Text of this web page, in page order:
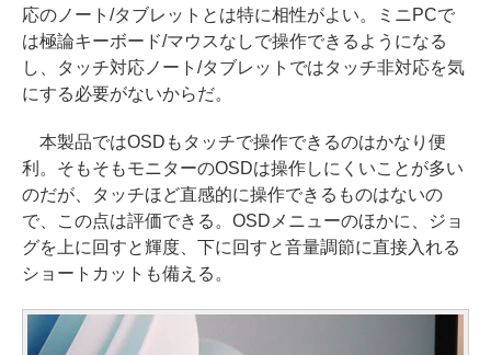
応のノート/タブレットとは特に相性がよい。ミニPCで
は極論キーボード/マウスなしで操作できるようになる
し、タッチ対応ノート/タブレットではタッチ非対応を気
にする必要がないからだ。
本製品ではOSDもタッチで操作できるのはかなり便
利。そもそもモニターのOSDは操作しにくいことが多い
のだが、タッチほど直感的に操作できるものはないの
で、この点は評価できる。OSDメニューのほかに、ジョ
グを上に回すと輝度、下に回すと音量調節に直接入れる
ショートカットも備える。